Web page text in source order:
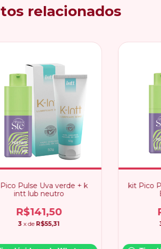
relacionados
Pulse Uva verde + k
intt lub neutro
R$141,50
3 x de R$55,31
kit Pico